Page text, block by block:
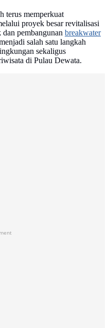
terus memperkuat
proyek besar revitalisasi
pembangunan breakwater
salah satu langkah
sekaligus
di Pulau Dewata.